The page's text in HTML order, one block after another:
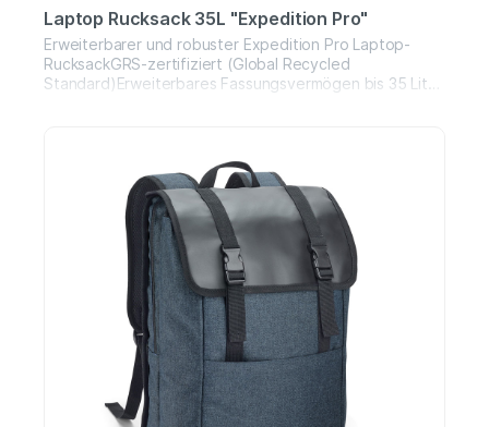
Laptop Rucksack 35L "Expedition Pro"
Erweiterbarer und robuster Expedition Pro Laptop-
RucksackGRS-zertifiziert (Global Recycled
Standard)Erweiterbares Fassungsvermögen bis 35 Liter
Fach für Laptop bis 17" und TabletErweiterbares
Hauptfach im Trolley-Stil für KleidungGroßes,
integriertes und auslaufsicheres Fach für
KosmetikartikelGeräumiges Vorderfach mit interner und
externer OrganisationGepolsterte und verstellbare
Schultergurte für hohen TragekomfortIntegriertes
KartenfachSchlaufe für SonnenbrilleGeformtes,
atmungsaktives NetzrückenteilGepolsterter
TragegriffPVC-frei